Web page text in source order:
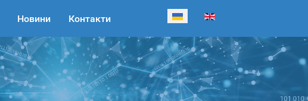
Новини Контакти Виберіть свою мову